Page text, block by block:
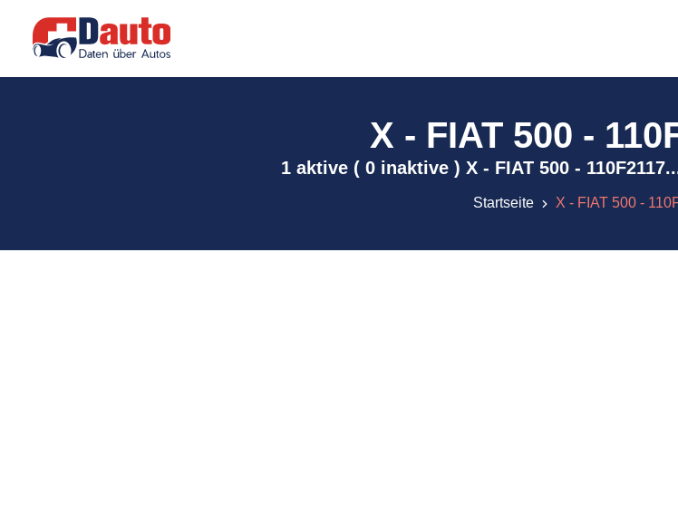
X - FIAT 500 -
1 aktive ( 0 inaktive ) X - FIAT 500 -
Startseite X - FIAT 500 -